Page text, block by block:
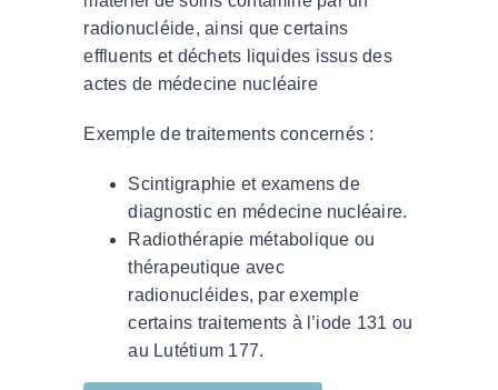
radionucléide, ainsi que certains
effluents et déchets liquides issus des
actes de médecine nucléaire
Exemple de traitements concernés :
Scintigraphie et examens de
diagnostic en médecine nucléaire.
Radiothérapie métabolique ou
thérapeutique avec
radionucléides, par exemple
certains traitements à l’iode 131 ou
au Lutétium 177.